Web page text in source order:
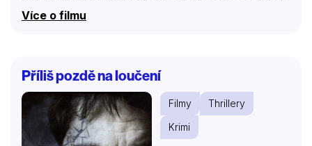
Čtyřicátník Roy se už léta živí různými podvody a
setkání se čtrnáctiletou dcerou Angelou, o jejíž
existenci neměl dosud tušení. Kvůli ní se pustí s
parťákem Frankem do velkolepého podrazu na
bohatého podnikatele Frechetta. Jenže všechno
dopadne…
Více o filmu
Příliš pozdě na loučení
Filmy
Thrillery
Krimi